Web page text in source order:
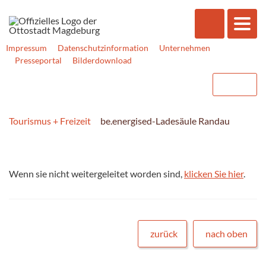
Impressum Datenschutzinformation
Unternehmen
Presseportal
Bilderdownload
Tourismus + Freizeit be.energised-Ladesäule Randau
Wenn sie nicht weitergeleitet worden sind, klicken Sie hier.
zurück nach oben